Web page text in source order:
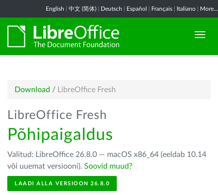
English 中文 (简体) Deutsch Español Français Italiano More...
Download / LibreOffice Fresh
LibreOffice Fresh
Põhipaigaldus
Valitud: LibreOffice 26.8.0 — macOS x86_64 (eeldab 10.14
või uuemat versiooni). Soovid muud?
LAADI ALLA VERSIOON 26.8.0